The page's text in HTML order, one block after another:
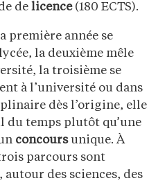
de licence(180 ECTS).
première année se
la deuxième mêle
la troisième se
à l’université ou dans
dès l’origine, elle
du temps plutôt qu’une
concoursunique. À
parcours sont
autour des sciences, des